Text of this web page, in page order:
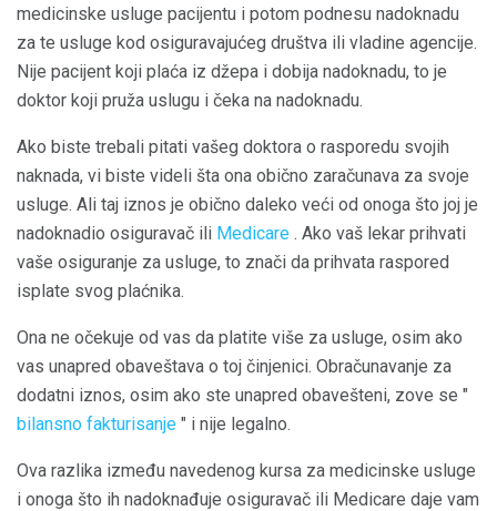
medicinske usluge pacijentu i potom podnesu nadoknadu
za te usluge kod osiguravajućeg društva ili vladine agencije.
Nije pacijent koji plaća iz džepa i dobija nadoknadu, to je
doktor koji pruža uslugu i čeka na nadoknadu.
Ako biste trebali pitati vašeg doktora o rasporedu svojih
naknada, vi biste videli šta ona obično zaračunava za svoje
usluge. Ali taj iznos je obično daleko veći od onoga što joj je
nadoknadio osiguravač ili Medicare . Ako vaš lekar prihvati
vaše osiguranje za usluge, to znači da prihvata raspored
isplate svog plaćnika.
Ona ne očekuje od vas da platite više za usluge, osim ako
vas unapred obaveštava o toj činjenici. Obračunavanje za
dodatni iznos, osim ako ste unapred obavešteni, zove se "
bilansno fakturisanje " i nije legalno.
Ova razlika između navedenog kursa za medicinske usluge
i onoga što ih nadoknađuje osiguravač ili Medicare daje vam